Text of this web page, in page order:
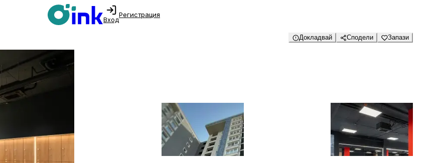
Вход
Регистрация
Докладвай Сподели Запази